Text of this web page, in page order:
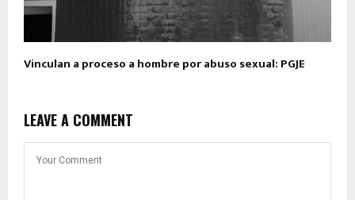
Vinculan a proceso a hombre por abuso sexual: PGJE
LEAVE A COMMENT